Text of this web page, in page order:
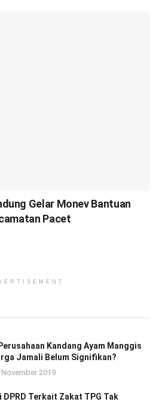
Gelar Monev Bantuan
Pacet
Kandang Ayam Manggis
Jamali Belum Signifikan?
2019
DPRD Terkait Zakat TPG Tak